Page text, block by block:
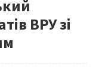
ВРУ зі